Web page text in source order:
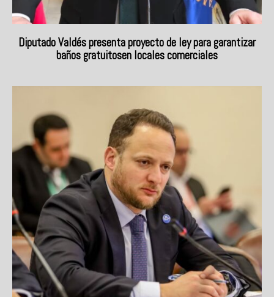
Diputado Valdés presenta proyecto de ley para garantizar
baños gratuitosen locales comerciales